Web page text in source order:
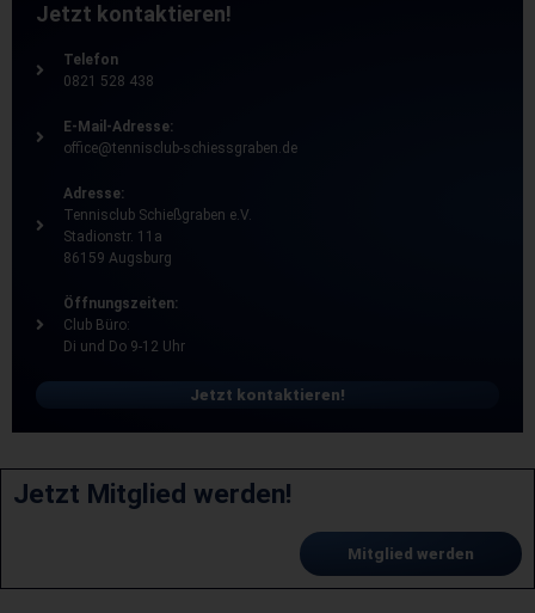
Jetzt kontaktieren!
Telefon
0821 528 438
E-Mail-Adresse:
office@tennisclub-schiessgraben.de
Adresse:
Tennisclub Schießgraben e.V.
Stadionstr. 11a
86159 Augsburg
Öffnungszeiten:
Club Büro:
Di und Do 9-12 Uhr
Jetzt kontaktieren!
Jetzt Mitglied werden!
Mitglied werden